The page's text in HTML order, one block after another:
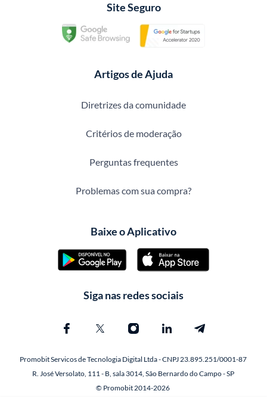
Site Seguro
Artigos de Ajuda
Diretrizes da comunidade
Critérios de moderação
Perguntas frequentes
Problemas com sua compra?
Baixe o Aplicativo
Siga nas redes sociais
Promobit Servicos de Tecnologia Digital Ltda - CNPJ 23.895.251/0001-87
R. José Versolato, 111 - B, sala 3014, São Bernardo do Campo - SP
© Promobit 2014-2026